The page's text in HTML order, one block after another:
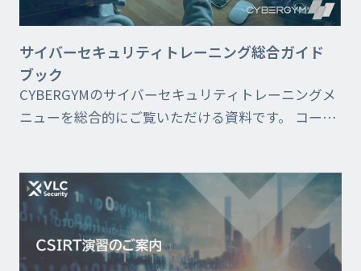
サイバーセキュリティトレーニング総合ガイド
ブック
CYBERGYMのサイバーセキュリティトレーニングメ
ニューを総合的にご覧いただける資料です。 コース
レ...